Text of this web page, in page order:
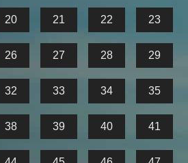
20 21 22 23
26 27 28 29
32 33 34 35
38 39 40 41